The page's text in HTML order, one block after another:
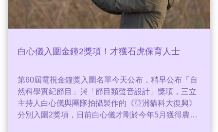
白心儀入圍金鐘2獎項！才獲石虎保育人士
第60屆電視金鐘獎入圍名單今天公布，稍早公布「自
然科學實紀節目」與「節目類聲音設計」獎項，三立
主持人白心儀與團隊拍攝製作的《亞洲貓科大復興》
分別入圍2獎項，日前白心儀才剛於今年5月獲得農業